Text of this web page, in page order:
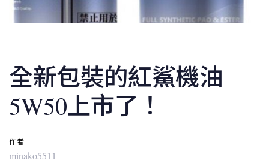
全新包裝的紅鯊機油
5W50上市了！
作者
minako5511
navigation